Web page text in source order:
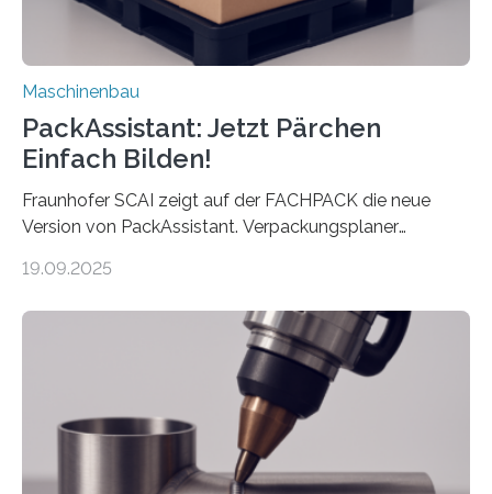
Maschinenbau
PackAssistant: Jetzt Pärchen
Einfach Bilden!
Fraunhofer SCAI zeigt auf der FACHPACK die neue
Version von PackAssistant. Verpackungsplaner
Automobil, Maschinenbau und in der Zulieferindustrie.
Teile als eine Einheit verpacken. Die Anordnung kann
der Benutzer vorgeben und erhält so mehr Kontrolle
über die Positionierung der Bauteile. Die ebenfalls neue
Automatisierungsschnittstelle dient dazu, die Software
besser in spezifische Unternehmensprozesse
einzubinden. Sankt Augustin – Zur Messe FACHPACK
vom 23. bis 25. September in Nürnberg…
19.09.2025